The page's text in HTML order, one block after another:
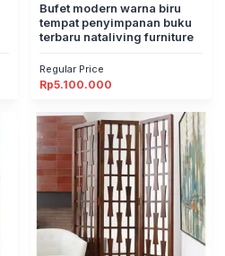
Penyimpanan
Bufet modern warna biru
tempat penyimpanan buku
terbaru nataliving furniture
Regular Price
Rp5.100.000